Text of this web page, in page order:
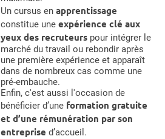
Un cursus en apprentissage
constitue une expérience clé aux
yeux des recruteurspour intégrer le
marché du travail ou rebondir après
une première expérience et apparaît
dans de nombreux cas comme une
pré-embauche.
Enfin, c'est aussi l'occasion de
bénéficier d’une formation gratuite
et d’une rémunération par son
entreprise d’accueil.